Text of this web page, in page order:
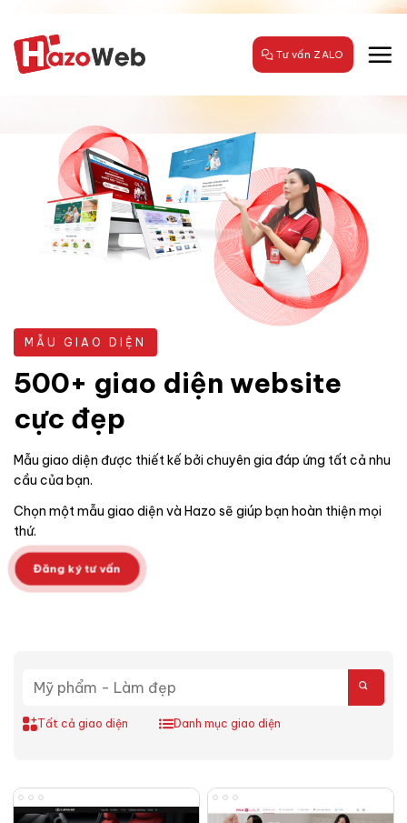
qua
nội
dung
Tư vấn ZALO
MẪU GIAO DIỆN
500+ giao diện website
cực đẹp
Mẫu giao diện được thiết kế bởi chuyên gia đáp ứng tất cả nhu
cầu của bạn.
Chọn một mẫu giao diện và Hazo sẽ giúp bạn hoàn thiện mọi
thứ.
Đăng ký tư vấn
Tất cả giao diện Danh mục giao diện